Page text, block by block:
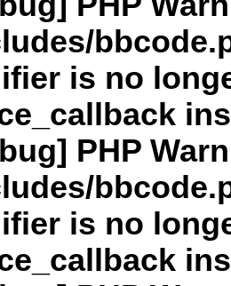
is no
PHP
is no